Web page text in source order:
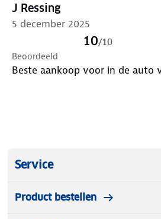
J Ressing
5 december 2025
10/10
Beoordeeld
Beste aankoop voor in de auto
Service
Product bestellen